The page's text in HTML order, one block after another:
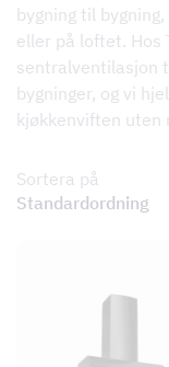
bygning til
eller på loftet. Hos
sentralventilasjon
bygninger, og vi
kjøkkenviften
Sortera på